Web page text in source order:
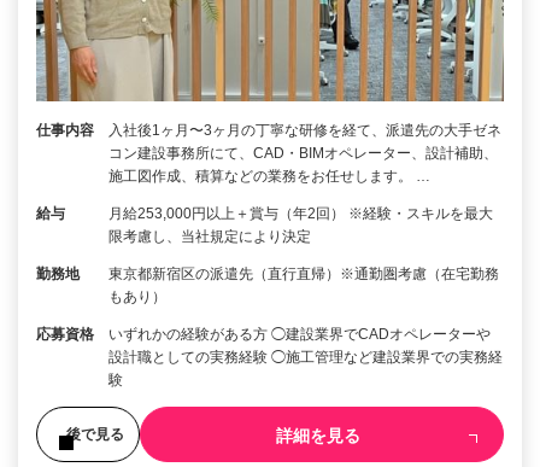
仕事内容
入社後1ヶ月〜3ヶ月の丁寧な研修を経て、派遣先の大手ゼネ
コン建設事務所にて、CAD・BIMオペレーター、設計補助、
施工図作成、積算などの業務をお任せします。 …
給与
月給253,000円以上＋賞与（年2回） ※経験・スキルを最大
限考慮し、当社規定により決定
勤務地
東京都新宿区の派遣先（直行直帰）※通勤圏考慮（在宅勤務
もあり）
応募資格
いずれかの経験がある方 ◯建設業界でCADオペレーターや
設計職としての実務経験 ◯施工管理など建設業界での実務経
験
後で見る 詳細を見る